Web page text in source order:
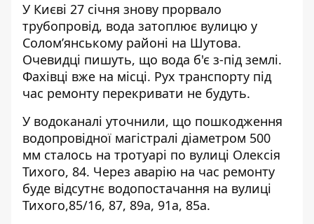
У Києві 27 січня знову прорвало
трубопровід, вода затоплює вулицю у
Соломʼянському районі на Шутова.
Очевидці пишуть, що вода б'є з-під землі.
Фахівці вже на місці. Рух транспорту під
час ремонту перекривати не будуть.
У водоканалі уточнили, що пошкодження
водопровідної магістралі діаметром 500
мм сталось на тротуарі по вулиці Олексія
Тихого, 84. Через аварію на час ремонту
буде відсутнє водопостачання на вулиці
Тихого,85/16, 87, 89а, 91а, 85а.